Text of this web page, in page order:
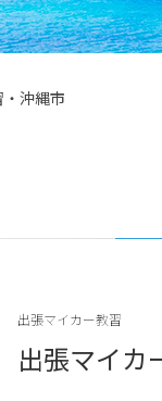
沖縄市
出張マイカー教習
出張マイカ